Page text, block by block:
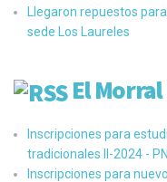
Llegaron repuestos
sede Los Laureles
El Morral
Inscripciones para
tradicionales II-2024 -
Inscripciones para